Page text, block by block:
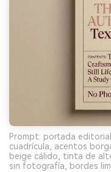
Prompt: portada
cuadrícula, acentos
beige cálido, tinta de
sin fotografía, bordes